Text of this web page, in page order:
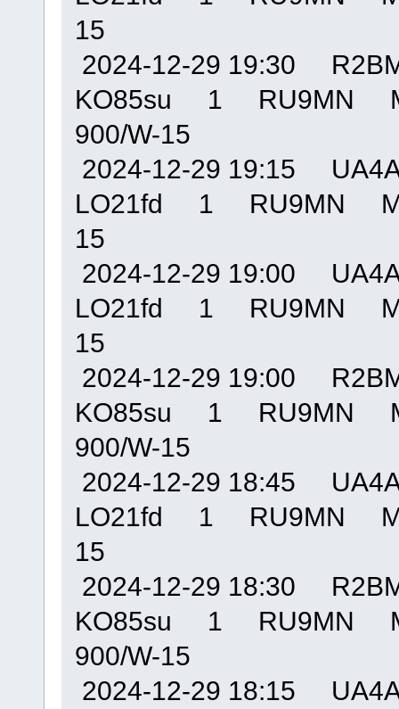
15
2024-12-29 19:30
KO85su 1 RU9MN
900/W-15
2024-12-29 19:15
LO21fd 1 RU9MN
15
2024-12-29 19:00
LO21fd 1 RU9MN
15
2024-12-29 19:00
KO85su 1 RU9MN
900/W-15
2024-12-29 18:45
LO21fd 1 RU9MN
15
2024-12-29 18:30
KO85su 1 RU9MN
900/W-15
2024-12-29 18:15